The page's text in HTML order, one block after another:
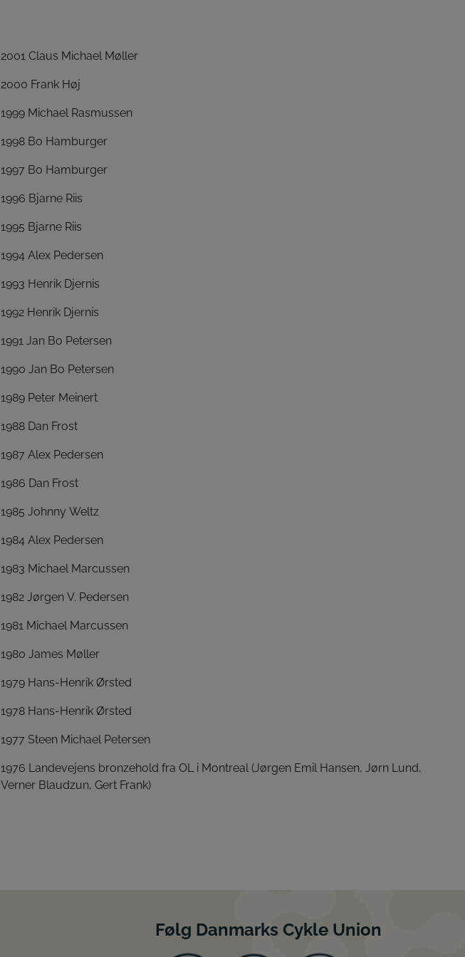
2001 Claus Michael Møller
2000 Frank Høj
1999 Michael Rasmussen
1998 Bo Hamburger
1997 Bo Hamburger
1996 Bjarne Riis
1995 Bjarne Riis
1994 Alex Pedersen
1993 Henrik Djernis
1992 Henrik Djernis
1991 Jan Bo Petersen
1990 Jan Bo Petersen
1989 Peter Meinert
1988 Dan Frost
1987 Alex Pedersen
1986 Dan Frost
1985 Johnny Weltz
1984 Alex Pedersen
1983 Michael Marcussen
1982 Jørgen V. Pedersen
1981 Michael Marcussen
1980 James Møller
1979 Hans-Henrik Ørsted
1978 Hans-Henrik Ørsted
1977 Steen Michael Petersen
1976 Landevejens bronzehold fra OL i Montreal (Jørgen Emil Hansen, Jørn Lund,
Verner Blaudzun, Gert Frank)
Følg Danmarks Cykle Union